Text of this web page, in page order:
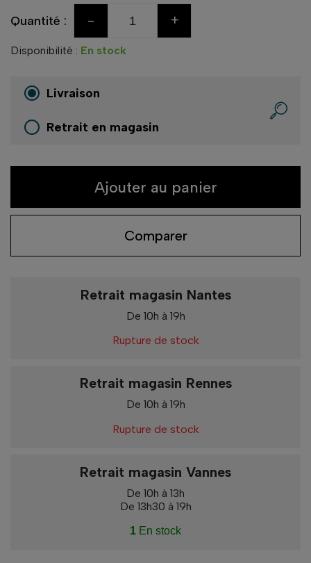
Quantité : - +
Disponibilité : En stock
Livraison
Retrait en magasin
Ajouter au panier
Comparer
Retrait magasin Nantes
De 10h à 19h
Rupture de stock
Retrait magasin Rennes
De 10h à 19h
Rupture de stock
Retrait magasin Vannes
De 10h à 13h
De 13h30 à 19h
1 En stock